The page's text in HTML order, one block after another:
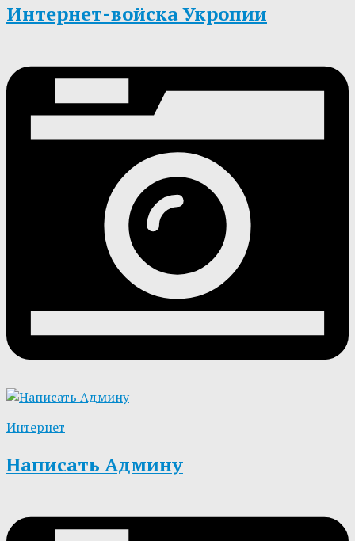
Интернет-войска Укропии
Интернет
Написать Админу